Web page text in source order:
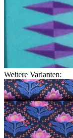
Weitere Varianten: